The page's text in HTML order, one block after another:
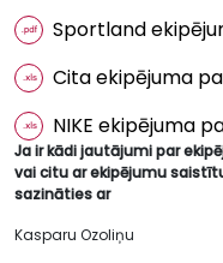
Sportland
Cita ekipējuma
NIKE ekipējuma
Ja ir kādi jautājumi par
vai citu ar ekipējumu
sazināties ar
Kasparu Ozoliņu